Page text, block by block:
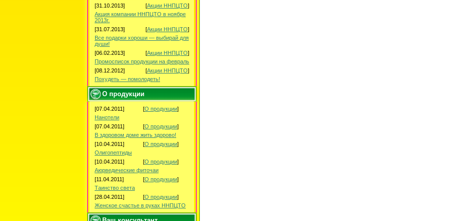
[31.10.2013]
[Акции ННПЦТО]
Акция компании ННПЦТО в ноябре
2013г.
[31.07.2013]
[Акции ННПЦТО]
Все подарки хороши — выбирай для
души!
[06.02.2013]
[Акции ННПЦТО]
Промосписок продукции на февраль
[08.12.2012]
[Акции ННПЦТО]
Похудеть — помолодеть!
О продукции
[07.04.2011] [О продукции]
Нанотели
[07.04.2011]
[О продукции]
В здоровом доме жить здорово!
[10.04.2011]
[О продукции]
Олигопептиды
[10.04.2011]
[О продукции]
Аюрведические фиточаи
[11.04.2011]
[О продукции]
Таинство света
[28.04.2011]
[О продукции]
Женское счастье в руках ННПЦТО